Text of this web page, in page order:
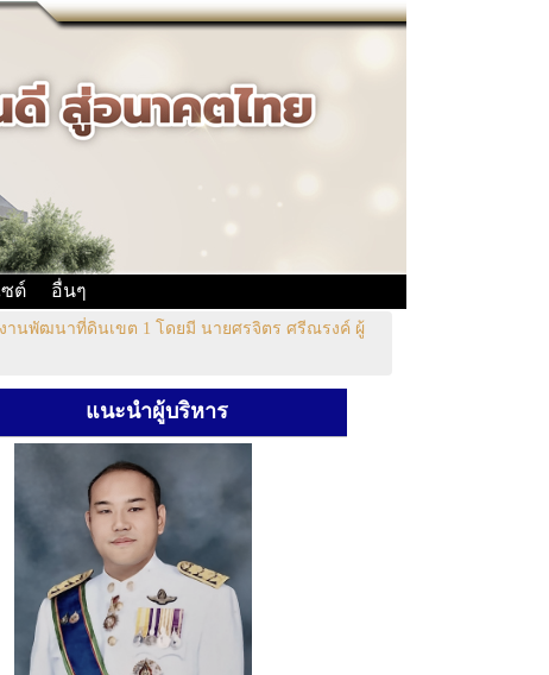
ซต์ อื่นๆ
นพัฒนาที่ดินเขต 1 โดยมี นายศรจิตร ศรีณรงค์ ผู้
แนะนำผู้บริหาร